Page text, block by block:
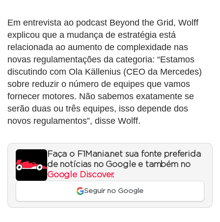
Em entrevista ao podcast Beyond the Grid, Wolff
explicou que a mudança de estratégia está
relacionada ao aumento de complexidade nas
novas regulamentações da categoria: “Estamos
discutindo com Ola Källenius (CEO da Mercedes)
sobre reduzir o número de equipes que vamos
fornecer motores. Não sabemos exatamente se
serão duas ou três equipes, isso depende dos
novos regulamentos”, disse Wolff.
Faça o F1Mania.net sua fonte preferida
de notícias no Google e também no
Google Discover.
Seguir no Google